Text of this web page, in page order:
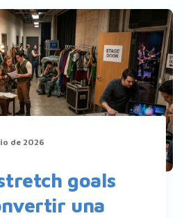
de 2026
goals
una